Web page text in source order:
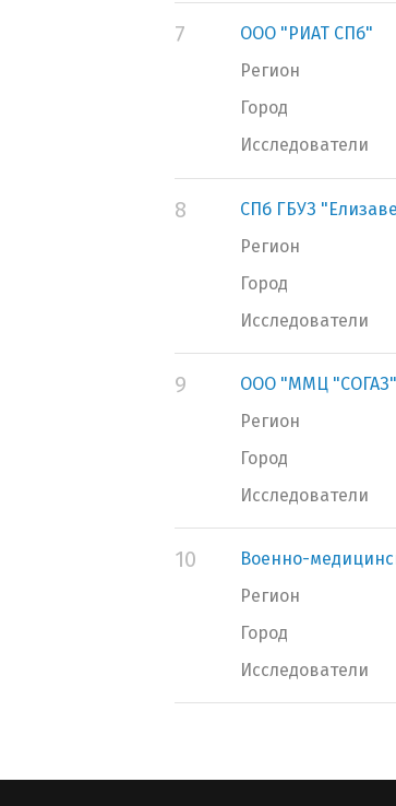
7
ООО "РИАТ СПб"
Регион
Город
Исследователи
8
СПб ГБУЗ
Регион
Город
Исследователи
9
ООО "ММЦ "СОГАЗ"
Регион
Город
Исследователи
10
Военно-
Регион
Город
Исследователи